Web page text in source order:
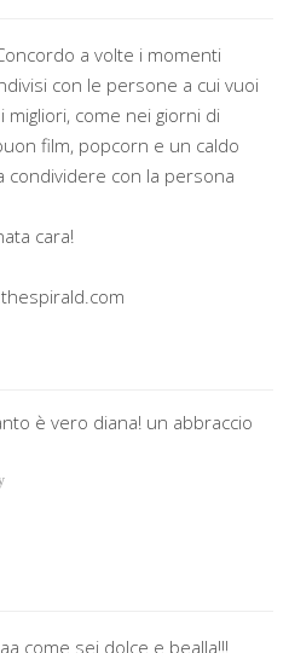
a volte i momenti
con le persone a cui vuoi
migliori, come nei giorni di
film, popcorn e un caldo
condividere con la persona
cara!
è vero diana! un abbraccio
come sei dolce e bealla!!!